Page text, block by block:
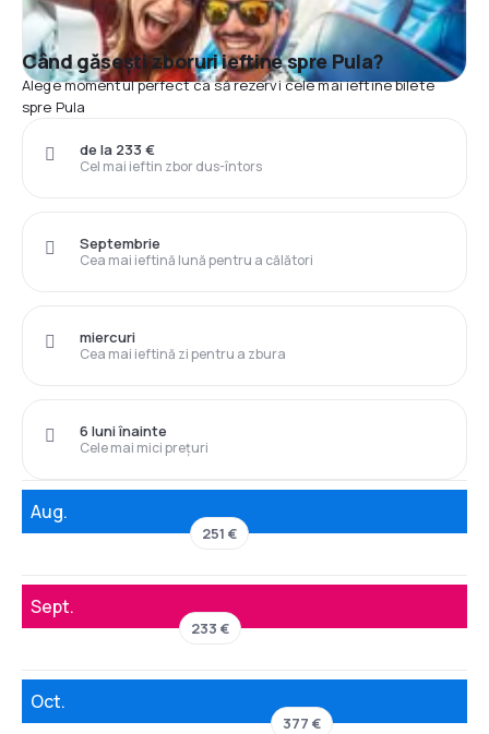
Când găsești zboruri ieftine spre Pula?
Alege momentul perfect ca să rezervi cele mai ieftine bilete
spre Pula
Cel mai ieftin zbor dus-întors
de la 233 €
Cea mai ieftină lună pentru a călători
Septembrie
Cea mai ieftină zi pentru a zbura
miercuri
Cele mai mici prețuri
6 luni înainte
Aug.
251 €
Sept.
233 €
Oct.
377 €